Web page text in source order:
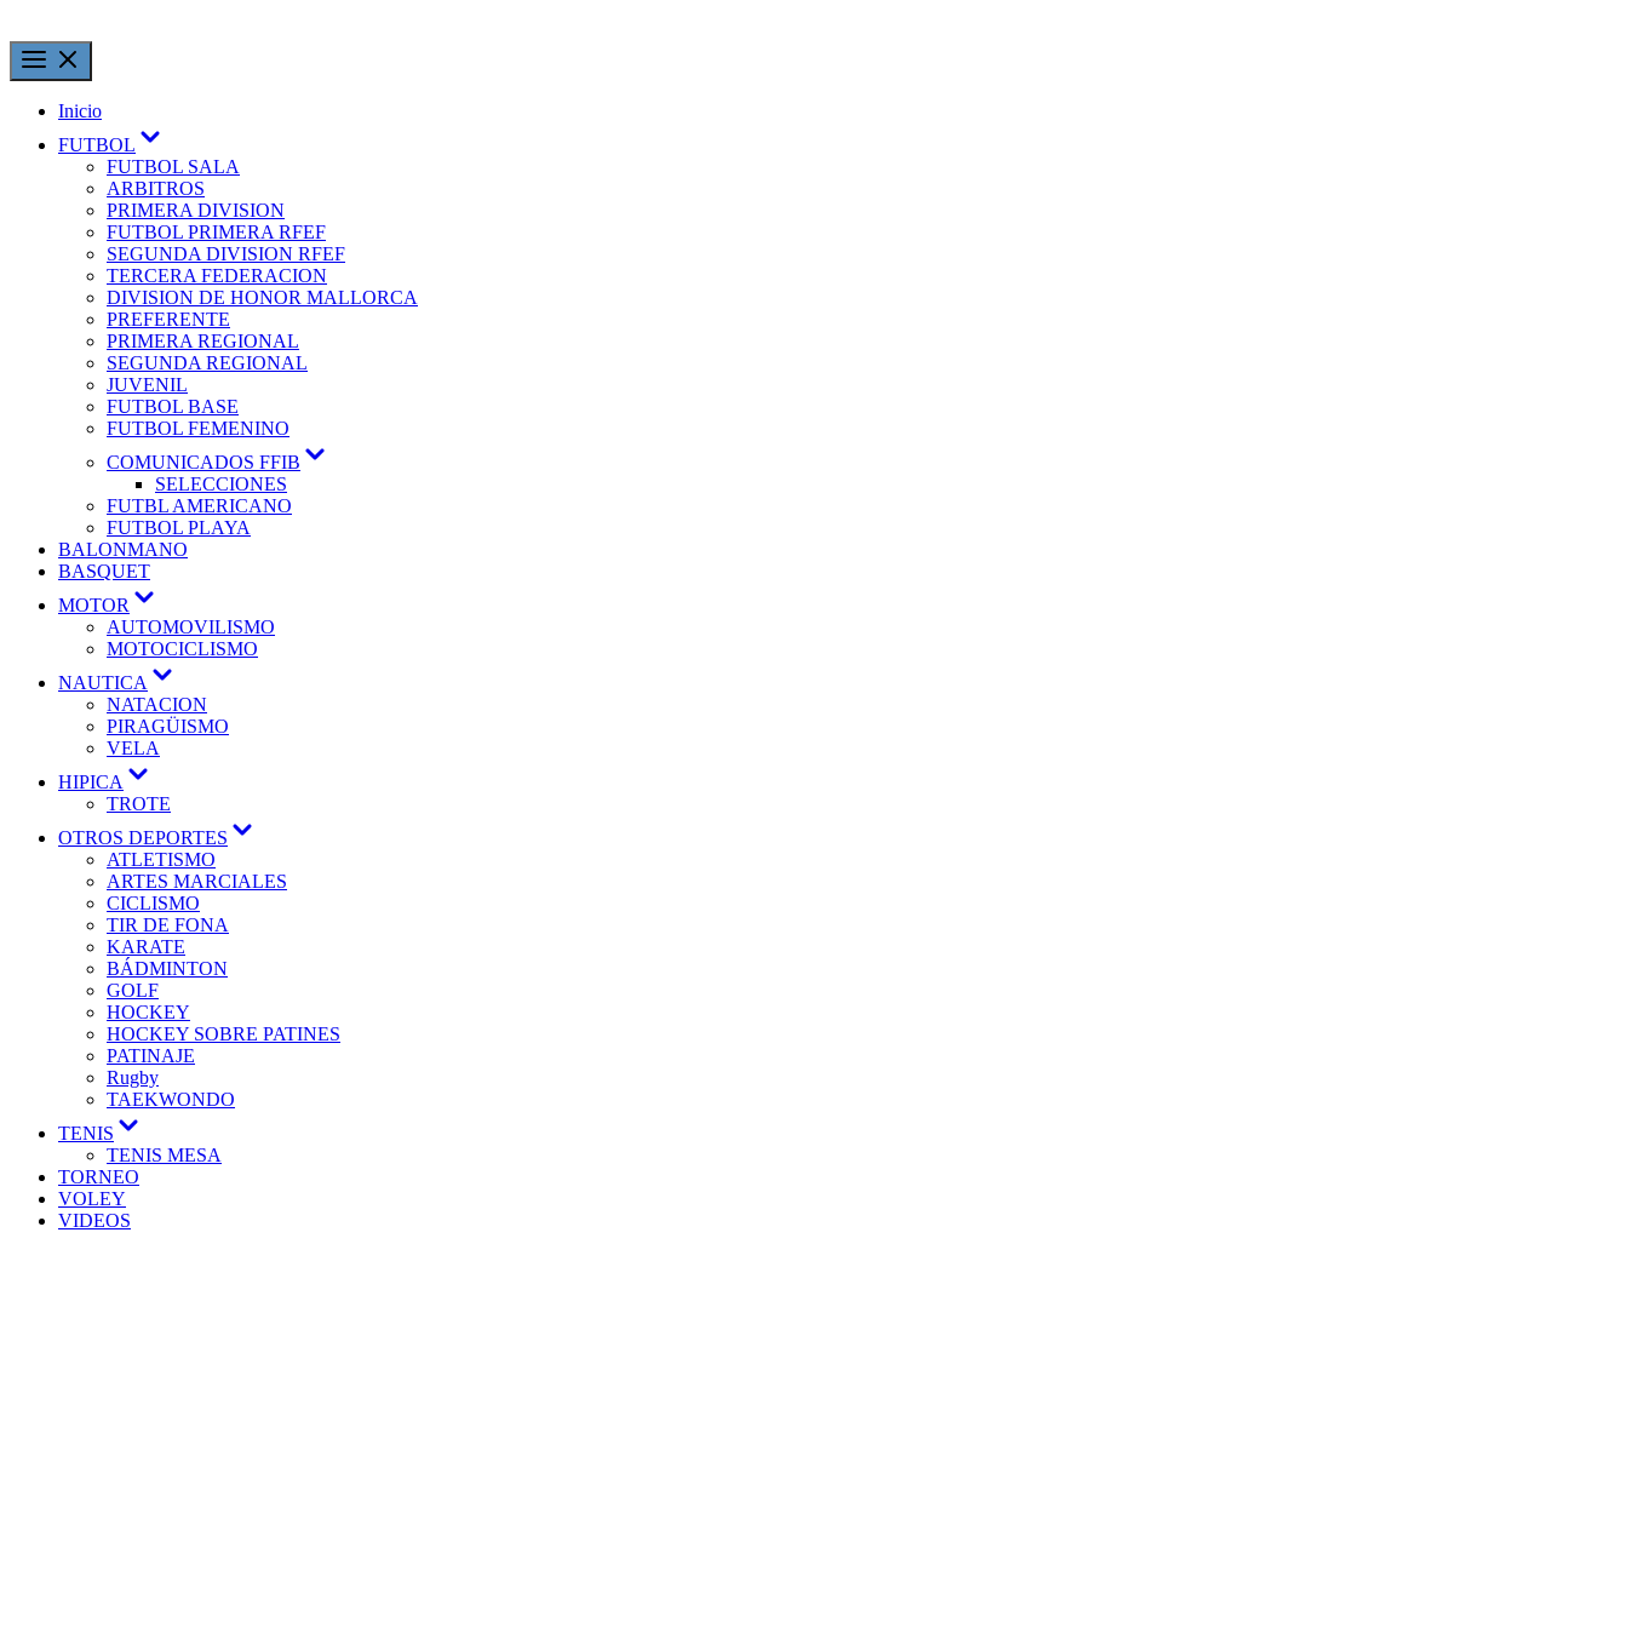
Inicio
FUTBOL
FUTBOL SALA
ARBITROS
PRIMERA DIVISION
FUTBOL PRIMERA RFEF
SEGUNDA DIVISION RFEF
TERCERA FEDERACION
DIVISION DE HONOR MALLORCA
PREFERENTE
PRIMERA REGIONAL
SEGUNDA REGIONAL
JUVENIL
FUTBOL BASE
FUTBOL FEMENINO
COMUNICADOS FFIB
SELECCIONES
FUTBL AMERICANO
FUTBOL PLAYA
BALONMANO
BASQUET
MOTOR
AUTOMOVILISMO
MOTOCICLISMO
NAUTICA
NATACION
PIRAGÜISMO
VELA
HIPICA
TROTE
OTROS DEPORTES
ATLETISMO
ARTES MARCIALES
CICLISMO
TIR DE FONA
KARATE
BÁDMINTON
GOLF
HOCKEY
HOCKEY SOBRE PATINES
PATINAJE
Rugby
TAEKWONDO
TENIS
TENIS MESA
TORNEO
VOLEY
VIDEOS